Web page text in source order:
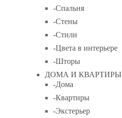
-Спальня
-Стены
-Стили
-Цвета в интерьере
-Шторы
ДОМА И КВАРТИРЫ
-Дома
-Квартиры
-Экстерьер